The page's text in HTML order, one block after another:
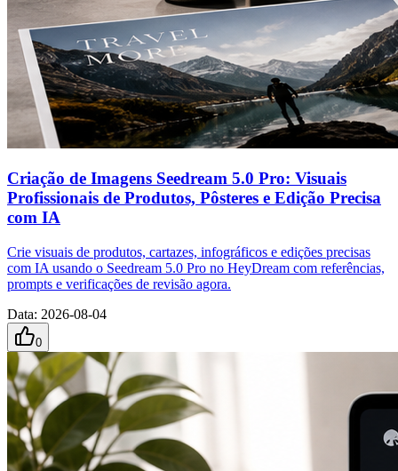
Criação de Imagens Seedream 5.0 Pro: Visuais
Profissionais de Produtos, Pôsteres e Edição Precisa
com IA
Crie visuais de produtos, cartazes, infográficos e edições precisas
com IA usando o Seedream 5.0 Pro no HeyDream com referências,
prompts e verificações de revisão agora.
Data: 2026-08-04
0